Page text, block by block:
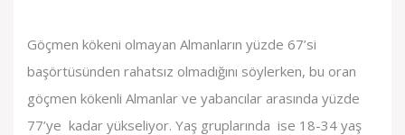
Göçmen kökeni olmayan Almanların yüzde 67’si
başörtüsünden rahatsız olmadığını söylerken, bu oran
göçmen kökenli Almanlar ve yabancılar arasında yüzde
77’ye kadar yükseliyor. Yaş gruplarında ise 18-34 yaş